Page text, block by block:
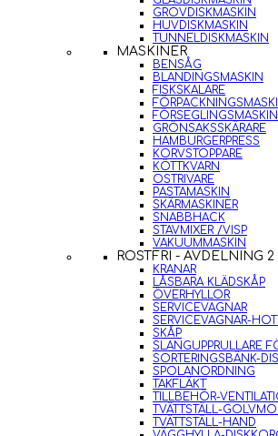
GROVDISKMASKIN
HUVDISKMASKIN
TUNNELDISKMASKIN
MASKINER
BENSÅG
BLANDINGSMASKIN
FISKSKALARE
FÖRSEGLINGSMASKIN
GRÖNSAKSSKÄRARE
HAMBURGERPRESS
KORVSTOPPARE
KÖTTKVARN
OSTRIVARE
PASTAMASKIN
SKÄRMASKINER
SNABBHACK
STAVMIXER /VISP
VAKUUMMASKIN
ROSTFRI - AVDELNING 2
KRANAR
LÅSBARA KLÄDSKÅP
ÖVERHYLLOR
SERVICEVAGNAR
SERVICEVAGNAR-
SKÅP
SLANGUPPRULLARE
SORTERINGSBÄNK-
SPOLANORDNING
TAKFLÄKT
TILLBEHÖR-
TVÄTTSTÄLL-
TVÄTTSTÄLL-HAND